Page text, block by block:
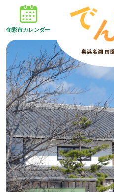
旬彩市カレンダー